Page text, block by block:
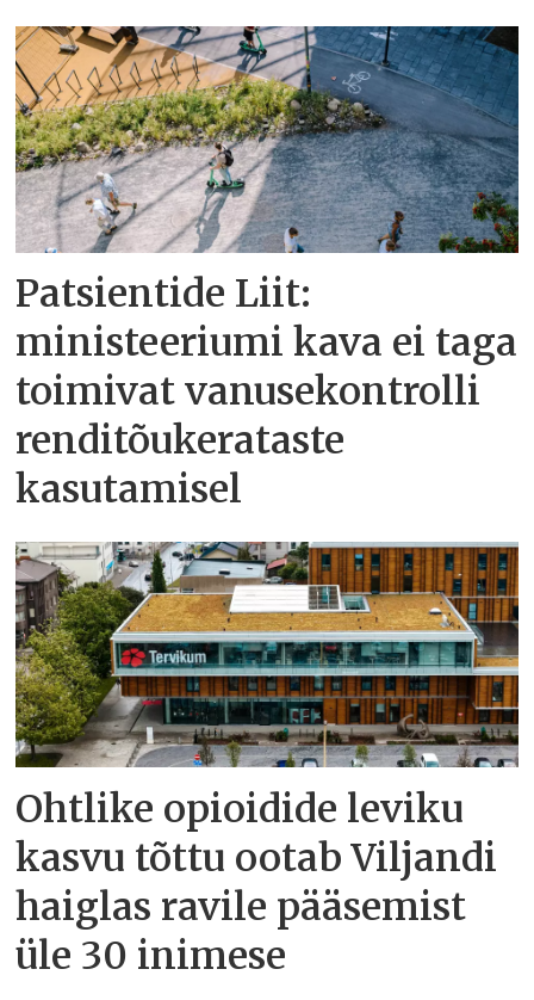
Patsientide Liit:
ministeeriumi kava ei taga
toimivat vanusekontrolli
renditõukerataste
kasutamisel
Ohtlike opioidide leviku
kasvu tõttu ootab Viljandi
haiglas ravile pääsemist
üle 30 inimese